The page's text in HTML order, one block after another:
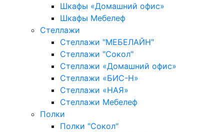
Шкафы «Домашний офис»
Шкафы Мебелеф
Стеллажи
Стеллажи "МЕБЕЛАЙН"
Стеллажи "Сокол"
Стеллажи «Домашний офис»
Стеллажи «БИС-Н»
Стеллажи «НАЯ»
Стеллажи Мебелеф
Полки
Полки "Сокол"